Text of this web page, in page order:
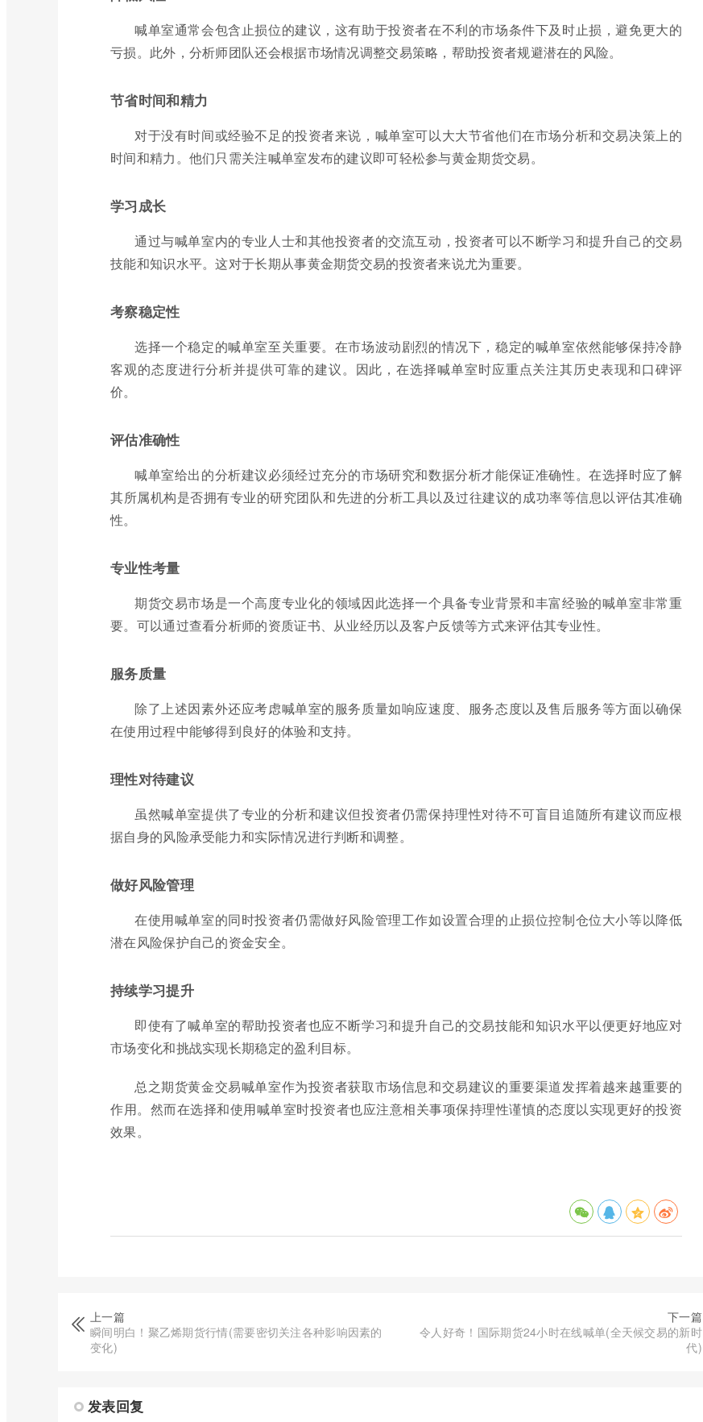
喊单室通常会包含止损位的建议，这有助于投资者在不利的市场条件下及时止损，避免更大的
亏损。此外，分析师团队还会根据市场情况调整交易策略，帮助投资者规避潜在的风险。
节省时间和精力
对于没有时间或经验不足的投资者来说，喊单室可以大大节省他们在市场分析和交易决策上的
时间和精力。他们只需关注喊单室发布的建议即可轻松参与黄金期货交易。
学习成长
通过与喊单室内的专业人士和其他投资者的交流互动，投资者可以不断学习和提升自己的交易
技能和知识水平。这对于长期从事黄金期货交易的投资者来说尤为重要。
考察稳定性
选择一个稳定的喊单室至关重要。在市场波动剧烈的情况下，稳定的喊单室依然能够保持冷静
客观的态度进行分析并提供可靠的建议。因此，在选择喊单室时应重点关注其历史表现和口碑评
价。
评估准确性
喊单室给出的分析建议必须经过充分的市场研究和数据分析才能保证准确性。在选择时应了解
其所属机构是否拥有专业的研究团队和先进的分析工具以及过往建议的成功率等信息以评估其准确
性。
专业性考量
期货交易市场是一个高度专业化的领域因此选择一个具备专业背景和丰富经验的喊单室非常重
要。可以通过查看分析师的资质证书、从业经历以及客户反馈等方式来评估其专业性。
服务质量
除了上述因素外还应考虑喊单室的服务质量如响应速度、服务态度以及售后服务等方面以确保
在使用过程中能够得到良好的体验和支持。
理性对待建议
虽然喊单室提供了专业的分析和建议但投资者仍需保持理性对待不可盲目追随所有建议而应根
据自身的风险承受能力和实际情况进行判断和调整。
做好风险管理
在使用喊单室的同时投资者仍需做好风险管理工作如设置合理的止损位控制仓位大小等以降低
潜在风险保护自己的资金安全。
持续学习提升
即使有了喊单室的帮助投资者也应不断学习和提升自己的交易技能和知识水平以便更好地应对
市场变化和挑战实现长期稳定的盈利目标。
总之期货黄金交易喊单室作为投资者获取市场信息和交易建议的重要渠道发挥着越来越重要的
作用。然而在选择和使用喊单室时投资者也应注意相关事项保持理性谨慎的态度以实现更好的投资
效果。
上一篇
瞬间明白！聚乙烯期货行情(需要密切关注各种影响因素的
变化)
下一篇
令人好奇！国际期货24小时在线喊单(全天候交易的新时
代)
发表回复